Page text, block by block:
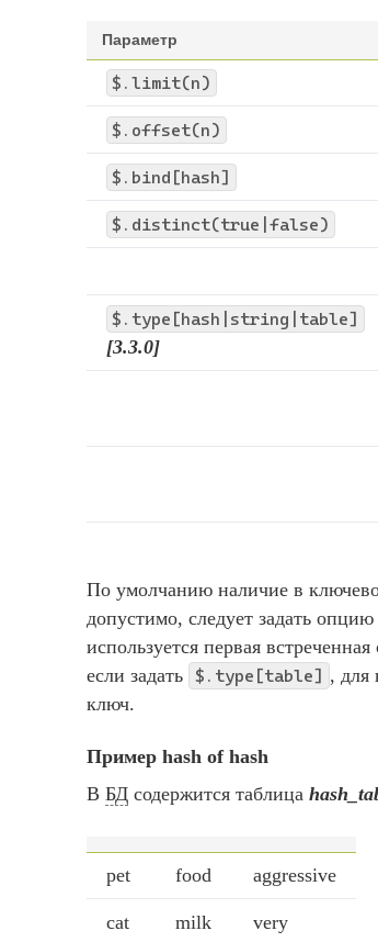
Параметр
$.limit(n)
$.offset(n)
$.bind[hash]
$.distinct(true|false)
$.type[hash|string|table]
[3.3.0]
По умолчанию наличие в
допустимо, следует задать опцию
используется первая
если задать $.type[table] , для
ключ.
Пример hash of hash
В БД содержится таблица
pet food aggressive
cat milk very